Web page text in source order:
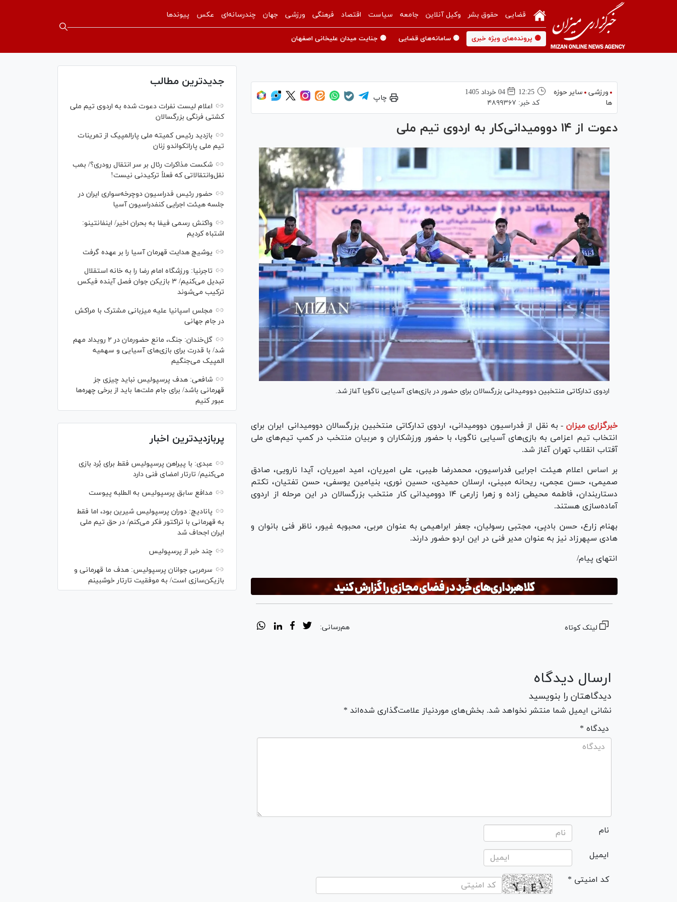
قضایی حقوق بشر وکیل آنلاین جامعه سیاست اقتصاد فرهنگی ورزشی جهان چندرسانه‌ای عکس پیوندها
🟡 پرونده‌های ویژه خبری 🟡 سامانه‌های قضایی 🟡 جنایت میدان علیخانی اصفهان
ورزشی
سایر حوزه
ها
12:25
04 خرداد 1405
کد خبر: ۴۸۹۹۳۶۷
چاپ
دعوت از ۱۴ دوومیدانی‌کار به اردوی تیم ملی
اردوی تدارکاتی منتخبین دوومیدانی بزرگسالان برای حضور در بازی‌های آسیایی ناگویا آغاز شد.
خبرگزاری میزان - به نقل از فدراسیون دوومیدانی، اردوی تدارکاتی منتخبین بزرگسالان دوومیدانی ایران برای
انتخاب تیم اعزامی به بازی‌های آسیایی ناگویا، با حضور ورزشکاران و مربیان منتخب در کمپ تیم‌های ملی
آفتاب انقلاب تهران آغاز شد.
بر اساس اعلام هیئت اجرایی فدراسیون، محمدرضا طیبی، علی امیریان، امید امیریان، آیدا نارویی، صادق
صمیمی، حسن عجمی، ریحانه مبینی، ارسلان حمیدی، حسین نوری، بنیامین یوسفی، حسن تفتیان، تکتم
دستاربندان، فاطمه محیطی زاده و زهرا زارعی ۱۴ دوومیدانی کار منتخب بزرگسالان در این مرحله از اردوی
آماده‌سازی هستند.
بهنام زارع، حسن بادپی، مجتبی رسولیان، جعفر ابراهیمی به عنوان مربی، محبوبه غیور، ناظر فنی بانوان و
هادی سپهرزاد نیز به عنوان مدیر فنی در این اردو حضور دارند.
انتهای پیام/
لینک کوتاه هم‌رسانی:
ارسال دیدگاه
دیدگاهتان را بنویسید
نشانی ایمیل شما منتشر نخواهد شد. بخش‌های موردنیاز علامت‌گذاری شده‌اند *
* دیدگاه
نام
ایمیل
* کد امنیتی
جدیدترین مطالب
اعلام لیست نفرات دعوت شده به اردوی تیم ملی
کشتی فرنگی بزرگسالان
بازدید رئیس کمیته ملی پارالمپیک از تمرینات
تیم ملی پاراتکواندو زنان
شکست مذاکرات رئال بر سر انتقال رودری؟/ بمب
نقل‌وانتقالاتی که فعلاً ترکیدنی نیست!
حضور رئیس فدراسیون دوچرخه‌سواری ایران در
جلسه هیئت اجرایی کنفدراسیون آسیا
واکنش رسمی فیفا به بحران اخیر/ اینفانتینو:
اشتباه کردیم
یوشیچ هدایت قهرمان آسیا را بر عهده گرفت
تاجرنیا: ورزشگاه امام رضا را به خانه استقلال
تبدیل می‌کنیم/ ۳ بازیکن جوان فصل آینده فیکس
ترکیب می‌شوند
مجلس اسپانیا علیه میزبانی مشترک با مراکش
در جام جهانی
گل‌خندان: جنگ، مانع حضورمان در ۲ رویداد مهم
شد/ با قدرت برای بازی‌های آسیایی و سهمیه
المپیک می‌جنگیم
شافعی: هدف پرسپولیس نباید چیزی جز
قهرمانی باشد/ برای جام ملت‌ها باید از برخی چهره‌ها
عبور کنیم
پربازدیدترین اخبار
عبدی: با پیراهن پرسپولیس فقط برای بُرد بازی
می‌کنیم/ تارتار امضای فنی دارد
مدافع سابق پرسپولیس به الطلبه پیوست
پانادیچ: دوران پرسپولیس شیرین بود، اما فقط
به قهرمانی با تراکتور فکر می‌کنم/ در حق تیم ملی
ایران اجحاف شد
چند خبر از پرسپولیس
سرمربی جوانان پرسپولیس: هدف ما قهرمانی و
بازیکن‌سازی است/ به موفقیت تارتار خوشبینم